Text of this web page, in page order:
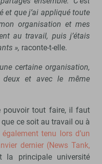
et que j’ai appliqué toute
organisation et mes
au travail, puis j’étais
», raconte-t-elle.
certaine organisation,
et avec le même
pouvoir tout faire, il faut
ce soit au travail ou à
tenu lors d’un
dernier (News Tank,
la principale université